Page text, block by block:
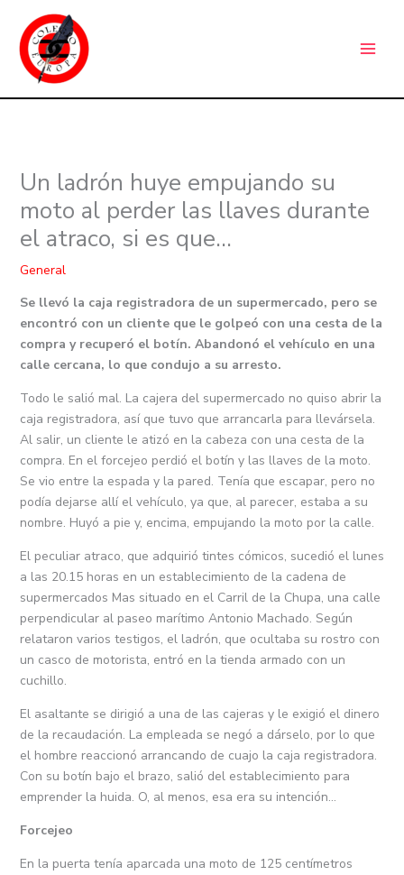
contenido
Un ladrón huye empujando su
moto al perder las llaves durante
el atraco, si es que…
General
Se llevó la caja registradora de un supermercado, pero se
encontró con un cliente que le golpeó con una cesta de la
compra y recuperó el botín. Abandonó el vehículo en una
calle cercana, lo que condujo a su arresto.
Todo le salió mal. La cajera del supermercado no quiso abrir la
caja registradora, así que tuvo que arrancarla para llevársela.
Al salir, un cliente le atizó en la cabeza con una cesta de la
compra. En el forcejeo perdió el botín y las llaves de la moto.
Se vio entre la espada y la pared. Tenía que escapar, pero no
podía dejarse allí el vehículo, ya que, al parecer, estaba a su
nombre. Huyó a pie y, encima, empujando la moto por la calle.
El peculiar atraco, que adquirió tintes cómicos, sucedió el lunes
a las 20.15 horas en un establecimiento de la cadena de
supermercados Mas situado en el Carril de la Chupa, una calle
perpendicular al paseo marítimo Antonio Machado. Según
relataron varios testigos, el ladrón, que ocultaba su rostro con
un casco de motorista, entró en la tienda armado con un
cuchillo.
El asaltante se dirigió a una de las cajeras y le exigió el dinero
de la recaudación. La empleada se negó a dárselo, por lo que
el hombre reaccionó arrancando de cuajo la caja registradora.
Con su botín bajo el brazo, salió del establecimiento para
emprender la huida. O, al menos, esa era su intención…
Forcejeo
En la puerta tenía aparcada una moto de 125 centímetros
a
t
a
s